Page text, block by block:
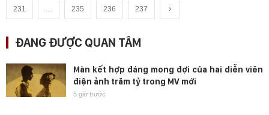
231 … 235 236 237
ĐANG ĐƯỢC QUAN TÂM
Màn kết hợp đáng mong đợi của hai diễn viên
điện ảnh trăm tỷ trong MV mới
5 giờ trước